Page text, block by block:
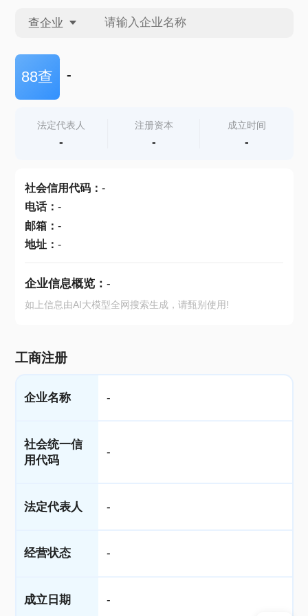
查企业
查企业
查产地
88查 -
法定代表人
-
注册资本
-
成立时间
-
社会信用代码： -
电话： -
邮箱： -
地址： -
企业信息概览： -
如上信息由AI大模型全网搜索生成，请甄别使用!
工商注册
企业名称 -
社会统一信
用代码
-
法定代表人 -
经营状态 -
成立日期 -